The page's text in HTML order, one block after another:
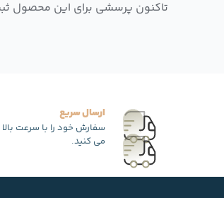
تاکنون پرسشی برای این محصول
ارسال سریع
سفارش خود را با سرعت
می کنید.